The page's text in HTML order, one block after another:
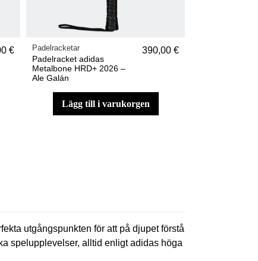
€ Padelracketar
Padelracket adidas
Metalbone HRD+ 2026 –
Ale Galán
390,00 €
lägg till i varukorgen
utgångspunkten för att på djupet förstå
spelupplevelser, alltid enligt adidas höga